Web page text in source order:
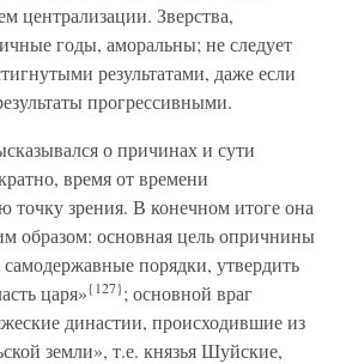
централизации. Зверства,
годы, аморальны; не следует
результатами, даже если
прогрессивными.
о причинах и сути
время от времени
точку зрения. В конечном итоге она
образом: основная цель опричнины
порядки, утвердить
царя»{127}; основной враг
династии, происходившие из
земли», т.е. князья Шуйские,